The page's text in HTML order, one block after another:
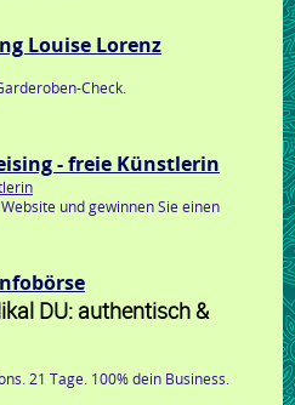
Louise Lorenz
Check.
- freie Künstlerin
und gewinnen Sie einen
DU: authentisch &
21 Tage. 100% dein Business.